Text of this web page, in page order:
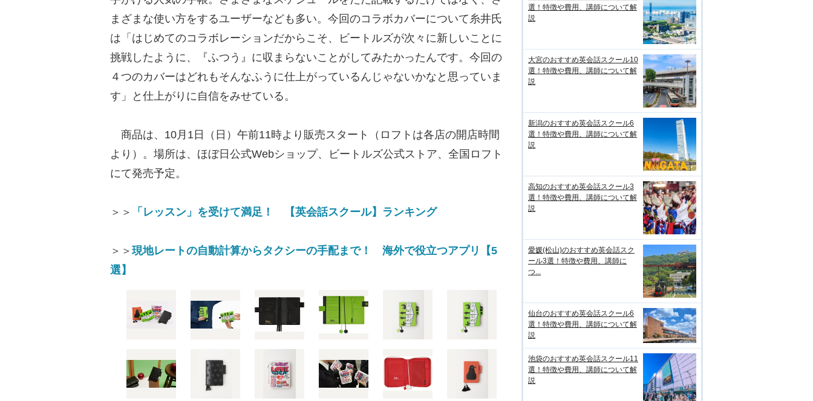
まざまな使い方をするユーザーなども多い。今回のコラボカバーについて糸井氏
は「はじめてのコラボレーションだからこそ、ビートルズが次々に新しいことに
挑戦したように、『ふつう』に収まらないことがしてみたかったんです。今回の
４つのカバーはどれもそんなふうに仕上がっているんじゃないかなと思っていま
す」と仕上がりに自信をみせている。
商品は、10月1日（日）午前11時より販売スタート（ロフトは各店の開店時間
より）。場所は、ほぼ日公式Webショップ、ビートルズ公式ストア、全国ロフト
にて発売予定。
＞＞ 「レッスン」を受けて満足！ 【英会話スクール】ランキング
＞＞ 現地レートの自動計算からタクシーの手配まで！ 海外で役立つアプリ【5
選】
選！特徴や費用、講師について解
説
大宮のおすすめ英会話スクール10
選！特徴や費用、講師について解
説
新潟のおすすめ英会話スクール6
選！特徴や費用、講師について解
説
高知のおすすめ英会話スクール3
選！特徴や費用、講師について解
説
愛媛(松山)のおすすめ英会話スク
ール3選！特徴や費用、講師に
つ...
仙台のおすすめ英会話スクール6
選！特徴や費用、講師について解
説
池袋のおすすめ英会話スクール11
選！特徴や費用、講師について解
説